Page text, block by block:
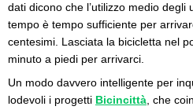
dati dicono che l’utilizzo medio
tempo è tempo sufficiente per
centesimi. Lasciata la bicicletta nel
minuto a piedi per arrivarci.
Un modo davvero intelligente per
lodevoli i progetti Bicincittà , che